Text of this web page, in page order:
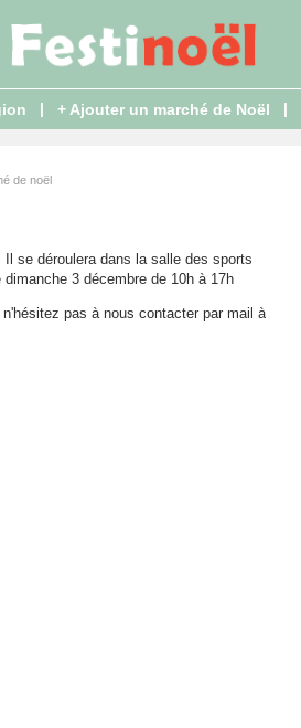
| + Ajouter un marché de Noël |
de noël
se déroulera dans la salle des sports
3 décembre de 10h à 17h
pas à nous contacter par mail à